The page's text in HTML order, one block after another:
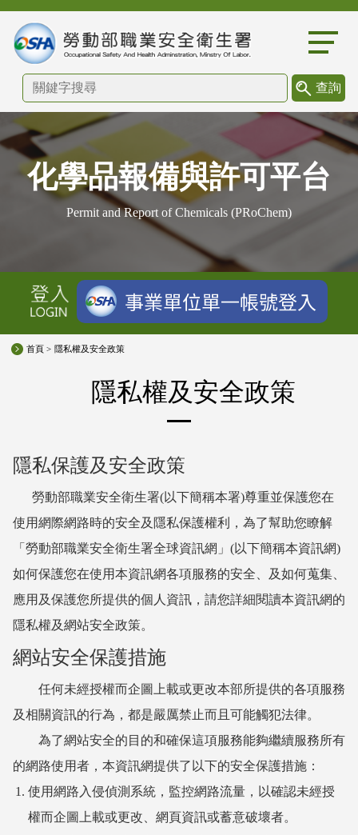
化學品報備與許可平台
Permit and Report of Chemicals (PRoChem)
首頁 > 隱私權及安全政策
隱私權及安全政策
隱私保護及安全政策
勞動部職業安全衛生署(以下簡稱本署)尊重並保護您在
使用網際網路時的安全及隱私保護權利，為了幫助您瞭解
「勞動部職業安全衛生署全球資訊網」(以下簡稱本資訊網)
如何保護您在使用本資訊網各項服務的安全、及如何蒐集、
應用及保護您所提供的個人資訊，請您詳細閱讀本資訊網的
隱私權及網站安全政策。
網站安全保護措施
任何未經授權而企圖上載或更改本部所提供的各項服務
及相關資訊的行為，都是嚴厲禁止而且可能觸犯法律。
為了網站安全的目的和確保這項服務能夠繼續服務所有
的網路使用者，本資訊網提供了以下的安全保護措施：
使用網路入侵偵測系統，監控網路流量，以確認未經授
權而企圖上載或更改、網頁資訊或蓄意破壞者。